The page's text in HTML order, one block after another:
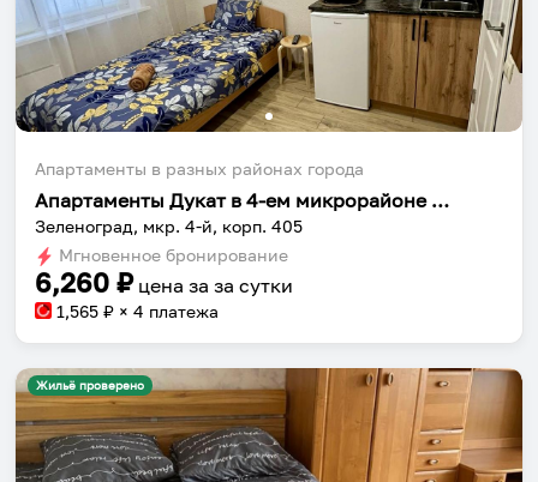
Апартаменты в разных районах города
Апартаменты Дукат в 4-ем микрорайоне к 405
Зеленоград, мкр. 4-й, корп. 405
Мгновенное бронирование
6,260 ₽ цена за за сутки
1,565 ₽ × 4 платежа
Жильё проверено